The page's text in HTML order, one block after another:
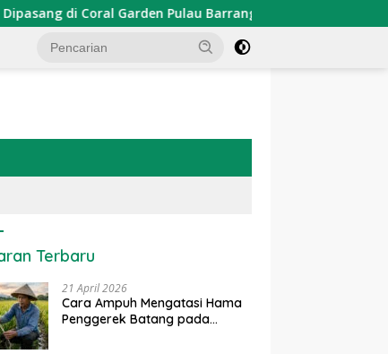
Coral Garden Pulau Barrang Caddi
Terbaru
21 April 2026
Cara Ampuh Mengatasi Hama
Penggerek Batang pada